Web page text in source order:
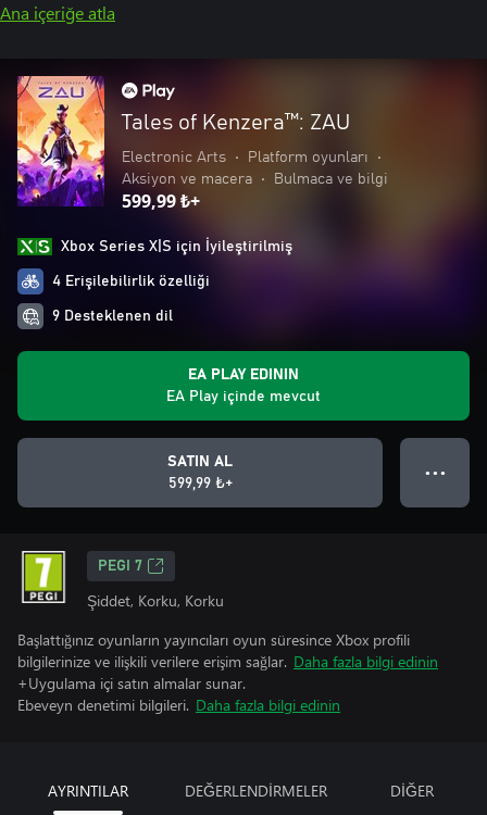
Ana içeriğe atla
Tales of Kenzera™: ZAU
Electronic Arts • Platform oyunları
•
Aksiyon ve macera
• Bulmaca ve bilgi
599,99 ₺+
Xbox Series X|S için İyileştirilmiş
4 Erişilebilirlik özelliği
9 Desteklenen dil
EA PLAY EDININ
EA Play içinde mevcut
SATIN AL
599,99 ₺+
● ● ●
PEGI 7
Şiddet, Korku, Korku
Başlattığınız oyunların yayıncıları oyun süresince Xbox profili
bilgilerinize ve ilişkili verilere erişim sağlar. Daha fazla bilgi edinin
+Uygulama içi satın almalar sunar.
Ebeveyn denetimi bilgileri. Daha fazla bilgi edinin
AYRINTILAR DEĞERLENDİRMELER DİĞER